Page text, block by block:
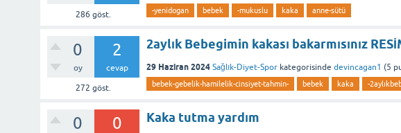
286 göst. -yenidogan bebek -mukuslu kaka anne-sütü
0
oy
2
cevap
272 göst.
2aylık Bebegimin kakası bakarmısınız
29 Haziran 2024 Sağlık-Diyet-Spor kategorisinde devincagan1 (5
bebek-gebelik-hamilelik-cinsiyet-tahmin- bebek kaka -
0 0 Kaka tutma yardım